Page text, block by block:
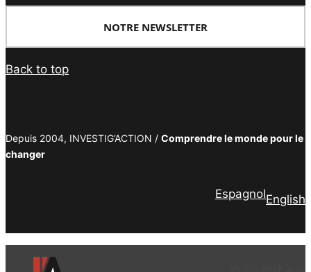
NOTRE NEWSLETTER
Back to top
Depuis 2004, INVESTIG’ACTION / Comprendre le monde pour le
changer
EspagnolEnglish